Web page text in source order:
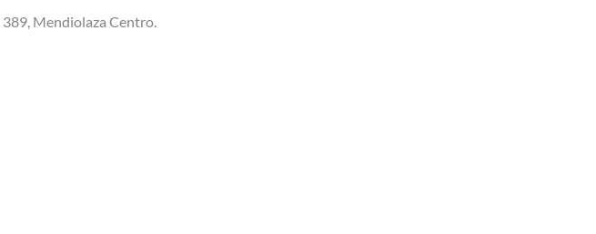
Mendiolaza Centro.